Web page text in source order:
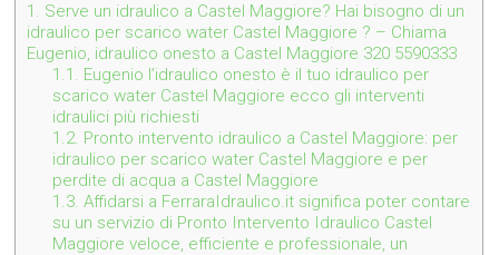
1. Serve un idraulico a Castel Maggiore? Hai bisogno di un
idraulico per scarico water Castel Maggiore ? – Chiama
Eugenio, idraulico onesto a Castel Maggiore 320 5590333
1.1. Eugenio l’idraulico onesto è il tuo idraulico per
scarico water Castel Maggiore ecco gli interventi
idraulici più richiesti
1.2. Pronto intervento idraulico a Castel Maggiore: per
idraulico per scarico water Castel Maggiore e per
perdite di acqua a Castel Maggiore
1.3. Affidarsi a FerraraIdraulico.it significa poter contare
su un servizio di Pronto Intervento Idraulico Castel
Maggiore veloce, efficiente e professionale, un